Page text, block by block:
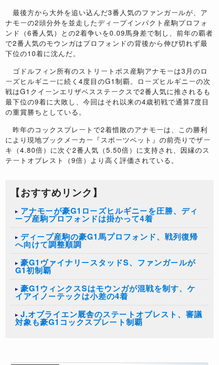
最後方から大外を追い込んだ3番人気のファンガールが、ア
ナモーの2頭分外を並走したディープインパクト産駒プロフォ
ンド（6番人気）との2着争いを0.09馬身差で制し、前年の覇者
で2番人気のモウンガはプロフォンドの背後から伸び切れず最
下位の10着に沈んだ。
ゴドルフィン所有のストリートボス産駒アナモーは3月のロ
ーズヒルギニーに続く4度目のG1制覇。ローズヒルギニーの次
戦はG1クイーンエリザベスステークスで2番人気に推されるも
最下位の9着に大敗し、今回はそれ以来の4歳初戦で通算7度目
の重賞勝ちとしている。
昨年のコックスプレートで2着惜敗のアナモーは、この勝利
により現地ブックメーカー『スポーツベット』の前売りでザー
キ（4.80倍）に次ぐ2番人気（5.50倍）に支持され、因縁のス
テートオブレスト（9倍）より高く評価されている。
【おすすめリンク】
アナモーが豪G1ローズヒルギニーを圧勝、ディ
ープ産駒プロフォンドは掛かって4着
ディープ産駒の豪G1馬プロフォンド、戦列復帰
へ向けて調整順調
豪G1ヴァイナリースタッドS、ファンガールが
G1初制覇
豪G1ウィンクスSはモウンガが混戦を制す、ケ
イアイノーテックは小差の4着
J.オブライエン厩舎のステートオブレスト、審議
対象も豪G1コックスプレート制覇